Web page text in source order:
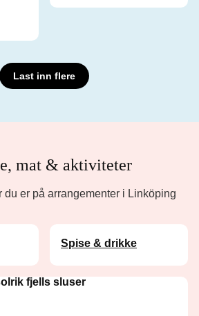
Last inn flere
mat & aktiviteter
du er på arrangementer i Linköping
Spise & drikke